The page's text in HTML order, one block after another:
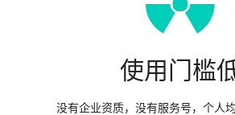
使用门槛
没有企业资质，没有服务号，个人